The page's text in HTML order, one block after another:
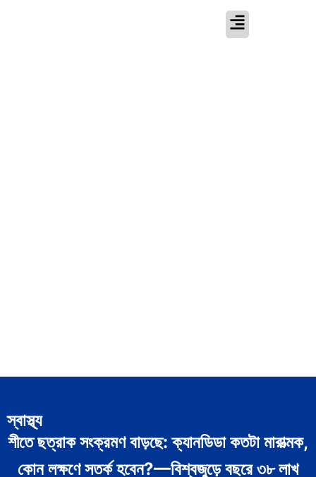
স্বাস্থ্য
শীতে ছত্রাক সংক্রমণ বাড়ছে: ক্যানডিডা কতটা মারাত্মক,
কোন লক্ষণে সতর্ক হবেন?—বিশ্বজুড়ে বছরে ৩৮ লাখ